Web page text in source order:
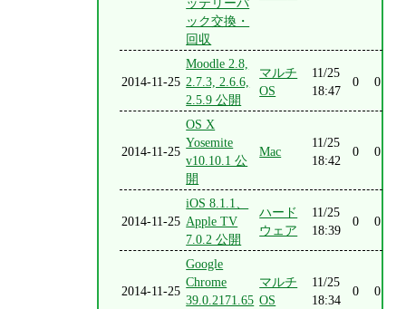
ッテリーパ
ック交換・
回収
2014-11-25
Moodle 2.8,
2.7.3, 2.6.6,
2.5.9 公開
マルチ
OS
11/25
18:47
0 0
2014-11-25
OS X
Yosemite
v10.10.1 公
開
Mac
11/25
18:42
0 0
2014-11-25
iOS 8.1.1、
Apple TV
7.0.2 公開
ハード
ウェア
11/25
18:39
0 0
2014-11-25
Google
Chrome
39.0.2171.65
マルチ
OS
11/25
18:34
0 0